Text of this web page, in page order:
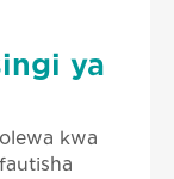
ya
kwa